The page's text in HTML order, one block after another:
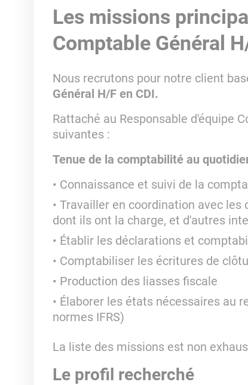
Les missions
Comptable Général
Nous recrutons pour notre client
Général H/F en CDI.
Rattaché au Responsable d'équipe
suivantes :
Tenue de la comptabilité au
Connaissance et suivi de la
Travailler en coordination avec
dont ils ont la charge, et d'autres
Établir les déclarations et
Comptabiliser les écritures de
Production des liasses fiscale
Élaborer les états nécessaires au
normes IFRS)
La liste des missions est non
Le profil recherché